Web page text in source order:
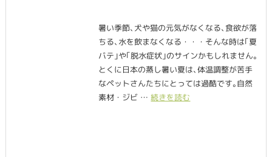
暑い季節､犬や猫の元気がなくなる､食欲が落
ちる､水を飲まなくなる・・・そんな時は｢夏
バテ｣や｢脱水症状｣のサインかもしれません｡
とくに日本の蒸し暑い夏は､体温調整が苦手
なペットさんたちにとっては過酷です｡自然
素材・ジビ …続きを読む